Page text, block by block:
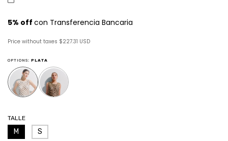
Price without taxes $227.31 USD
OPTIONS: PLATA
TALLE
M S